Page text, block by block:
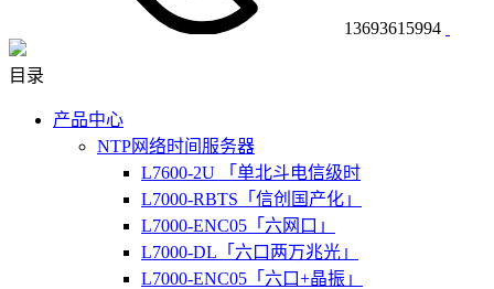
13693615994
目录
产品中心
NTP网络时间服务器
L7600-2U 「单北斗电信级时
L7000-RBTS「信创国产化」
L7000-ENC05「六网口」
L7000-DL「六口两万兆光」
L7000-ENC05「六口+晶振」